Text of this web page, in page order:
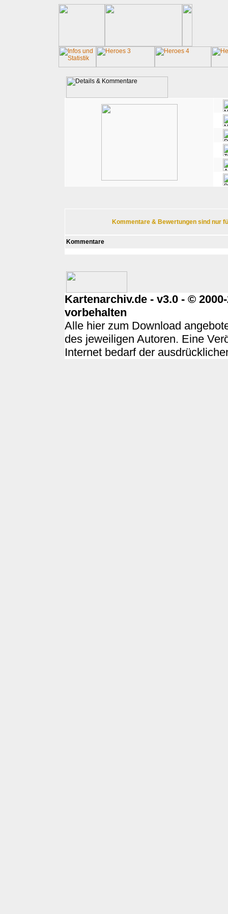
Kommentare & Bewertungen sind nur
Kommentare
Kartenarchiv.de - v3.0 - ©
vorbehalten
Alle hier zum Download
des jeweiligen Autoren. Eine
Internet bedarf der